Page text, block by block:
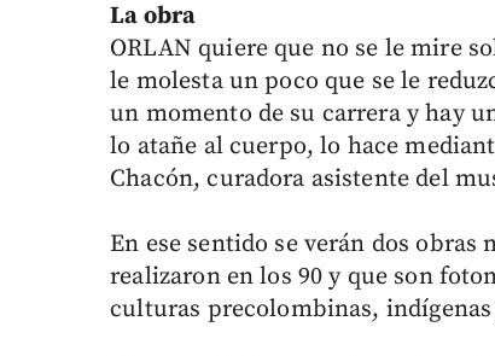
La obra
ORLAN quiere que no se le mire
le molesta un poco que se le
un momento de su carrera y hay
lo atañe al cuerpo, lo hace
Chacón, curadora asistente del
En ese sentido se verán dos
realizaron en los 90 y que son
culturas precolombinas,